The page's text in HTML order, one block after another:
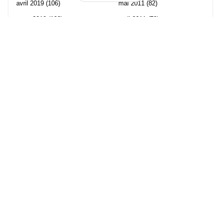
avril 2019 (106)
mars 2019 (102)
mai 2011 (82)
avril 2011 (70)